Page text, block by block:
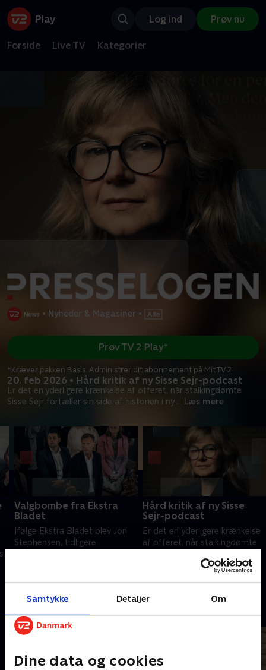
Samtykke Detaljer Om
Dine data og cookies
Log ind Prøv nu
Forside Live TV Kategorier
• Nyheder & Magasiner •
20. feb 2026 • Hård kritik af ny Sisse Sejr-podcast
Er det en yderligere krænkelse af offeret, når stalkingdømte
Sisse Sejr fortæller sin side af historien i ny... Læs mere
Prøv TV 2 Play*
*Kræver pakken Basis. Administrer dit abonnement på Mit TV 2.
Valgbombe fra Ekstra
Bladet
Ifølge Ekstra Bladet blev Jon
Stephensen, tidligere
28. februar 2026 • 41 min
Hård kritik af ny Sisse
Sejr-podcast
Er det en yderligere krænkelse
af offeret, når stalkingdømte
historien i ny podcast?
Podimo-chef svarer på
20. februar 2026 • 50 min
Andre så også